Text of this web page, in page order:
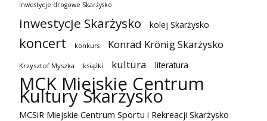
inwestycje drogowe Skarżysko
inwestycje Skarżysko kolej Skarżysko
koncert konkurs Konrad Krönig Skarżysko
Krzysztof Myszka książki kultura literatura
MCK Miejskie Centrum
Kultury Skarżysko
MCSiR Miejskie Centrum Sportu i Rekreacji Skarżysko